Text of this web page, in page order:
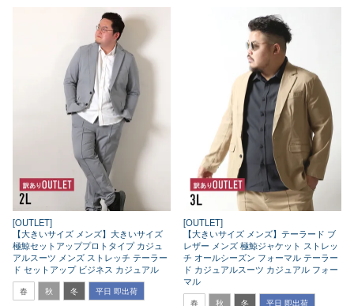
[OUTLET]
【大きいサイズ メンズ】大きいサイズ
極鯨セットアッププロトタイプ カジュ
アルスーツ メンズ ストレッチ テーラー
ド セットアップ ビジネス カジュアル
春 秋 冬 平日 即出荷
[OUTLET]
【大きいサイズ メンズ】テーラード ブ
レザー メンズ 極鯨ジャケット ストレッ
チ オールシーズン フォーマル テーラー
ド カジュアルスーツ カジュアル フォー
マル
春 秋 冬 平日 即出荷